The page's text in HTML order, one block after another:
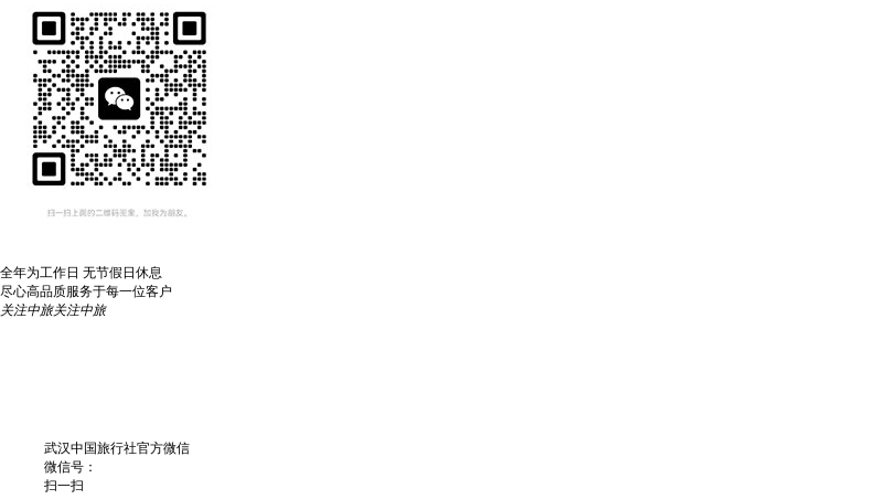
全年为工作日 无节假日休息
尽心高品质服务于每一位客户
关注中旅关注中旅
武汉中国旅行社官方微信
微信号：
扫一扫